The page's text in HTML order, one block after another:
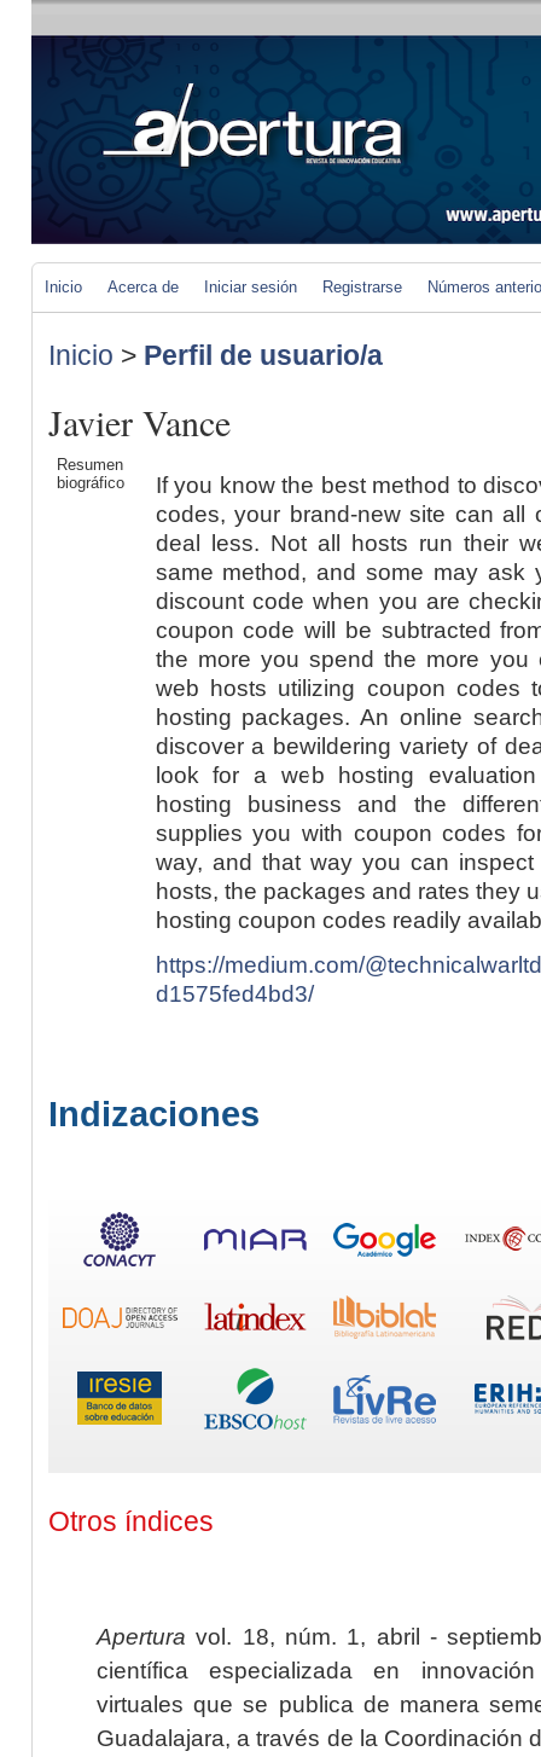
Inicio Acerca de Iniciar sesión Registrarse Números
Inicio > Perfil de usuario/a
Javier Vance
Resumen
biográfico
If you know the best method to
codes, your brand-new site can
deal less. Not all hosts run their
same method, and some may ask
discount code when you are
coupon code will be subtracted
the more you spend the more
web hosts utilizing coupon codes
hosting packages. An online
discover a bewildering variety of
look for a web hosting
hosting business and the
supplies you with coupon codes
way, and that way you can
hosts, the packages and rates they
hosting coupon codes readily
https://medium.com/
d1575fed4bd3/
Indizaciones
Otros índices
Apertura vol. 18, núm. 1, abril -
científica especializada en
virtuales que se publica de manera
Guadalajara, a través de la Coordinación